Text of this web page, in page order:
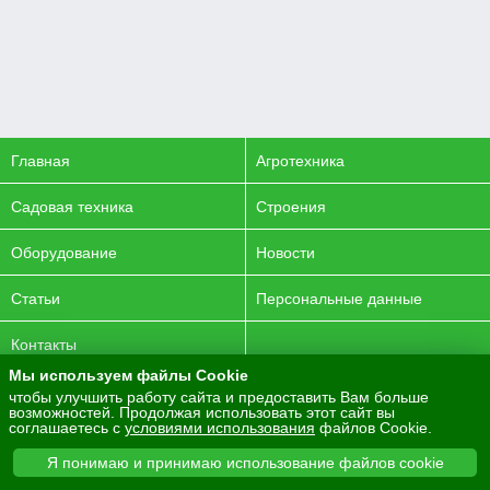
Главная Агротехника
Садовая техника Строения
Оборудование Новости
Статьи Персональные данные
Контакты
© 2016-2026 ENERGYAGRO Все права защищены.
Разработка сайта - PurpleLabs
Вся представленная на сайте информация носит
информационный характер и не является публичной офертой.
Мы используем файлы Cookie
чтобы улучшить работу сайта и предоставить Вам больше
возможностей. Продолжая использовать этот сайт вы
соглашаетесь с условиями использования файлов Cookie.
Я понимаю и принимаю использование файлов cookie